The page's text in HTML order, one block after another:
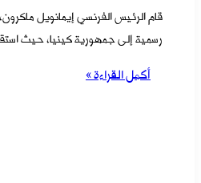
رسمية إلى جمهورية كينيا، حيث
أكمل القراءة »